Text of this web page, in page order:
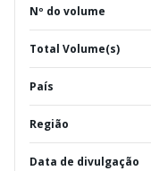
Nº do volume
Total Volume(s)
País
Região
Data de divulgação